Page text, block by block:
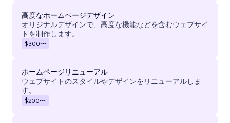
高度なホームページデザイン
オリジナルデザインで、高度な機能などを含むウェブサイ
トを制作します。
$300〜
ホームページリニューアル
ウェブサイトのスタイルやデザインをリニューアルしま
す。
$200〜